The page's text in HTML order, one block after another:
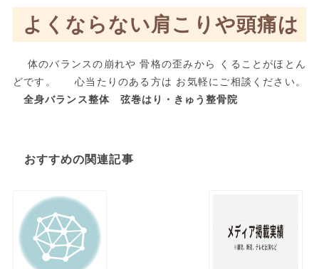
よくならない肩こりや頭痛は
体のバランスの崩れや 骨格の歪みから くることがほとん
どです。 心当たりのある方は お気軽にご相談ください。
全身バランス整体 弦巻はり・きゅう整骨院
おすすめの関連記事